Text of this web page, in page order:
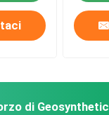
di Geosynthetic